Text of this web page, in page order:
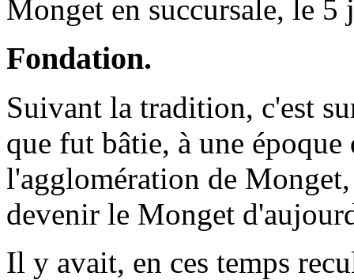
Monget en succursale, le 5
Fondation.
Suivant la tradition, c'est
que fut bâtie, à une
l'agglomération de
devenir le Monget
Il y avait, en ces temps